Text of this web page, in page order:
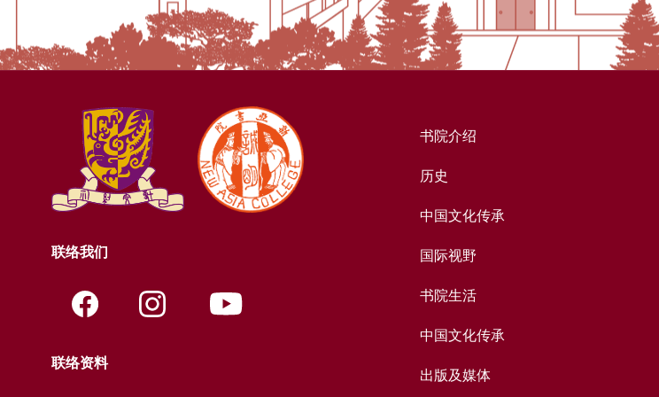
联络我们
联络资料
书院介绍
历史
中国文化传承
国际视野
书院生活
中国文化传承
出版及媒体